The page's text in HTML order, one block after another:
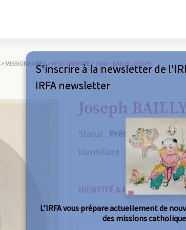
> MISSIONNAIRES > MISSIONNAIRE> 1468 – BAILLY JOSEPH
Joseph
Statut : Prêtre
Identifiant : 1468
IDENTITÉ & MISSIONS
S'inscrire à la newsletter de
IRFA newsletter
L’IRFA vous prépare actuellement de
des missions